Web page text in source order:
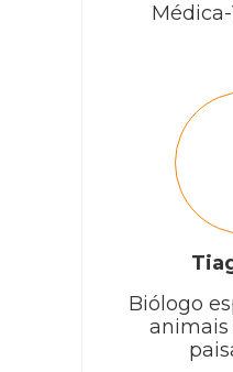
Biólogo
animais